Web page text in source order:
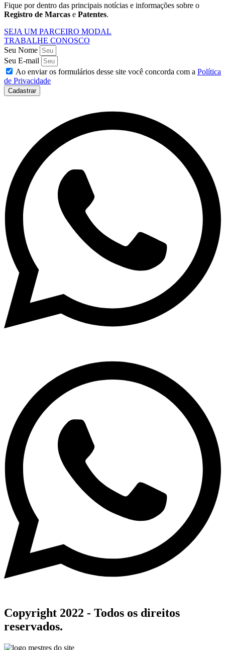
Fique por dentro das principais notícias e informações sobre o
Registro de Marcas e Patentes.
SEJA UM PARCEIRO MODAL
TRABALHE CONOSCO
Seu Nome
Seu E-mail
Ao enviar os formulários desse site você concorda com a Política
de Privacidade
Cadastrar
Copyright 2022 - Todos os direitos
reservados.